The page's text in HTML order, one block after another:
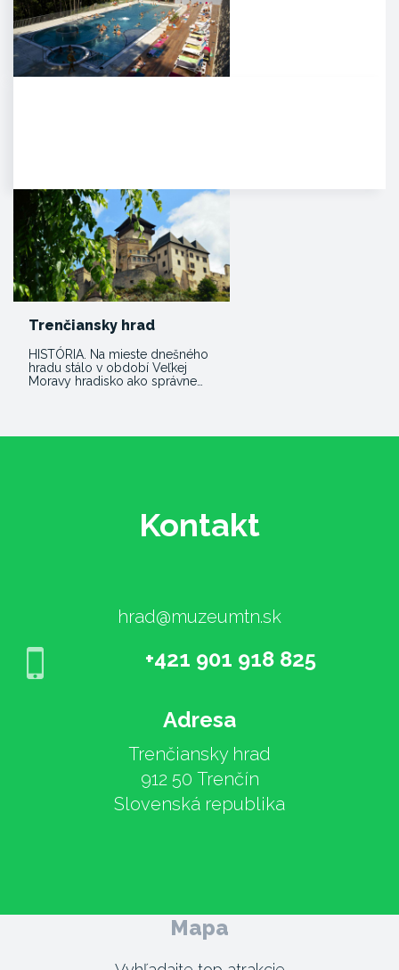
Trenčiansky hrad
HISTÓRIA. Na mieste dnešného
hradu stálo v období Veľkej
Moravy hradisko ako správne…
Kontakt
hrad@muzeumtn.sk
+421 901 918 825
Adresa
Trenčiansky hrad
912 50 Trenčín
Slovenská republika
Mapa